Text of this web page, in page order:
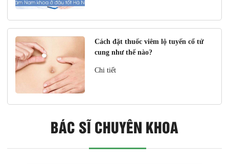
Cách đặt thuốc viêm lộ tuyến cổ tử
cung như thế nào?
Chi tiết
BÁC SĨ CHUYÊN KHOA